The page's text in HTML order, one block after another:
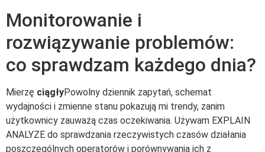
Monitorowanie i
rozwiązywanie problemów:
co sprawdzam każdego dnia?
Mierzę ciągłyPowolny dziennik zapytań, schemat
wydajności i zmienne stanu pokazują mi trendy, zanim
użytkownicy zauważą czas oczekiwania. Używam EXPLAIN
ANALYZE do sprawdzania rzeczywistych czasów działania
poszczególnych operatorów i porównywania ich z